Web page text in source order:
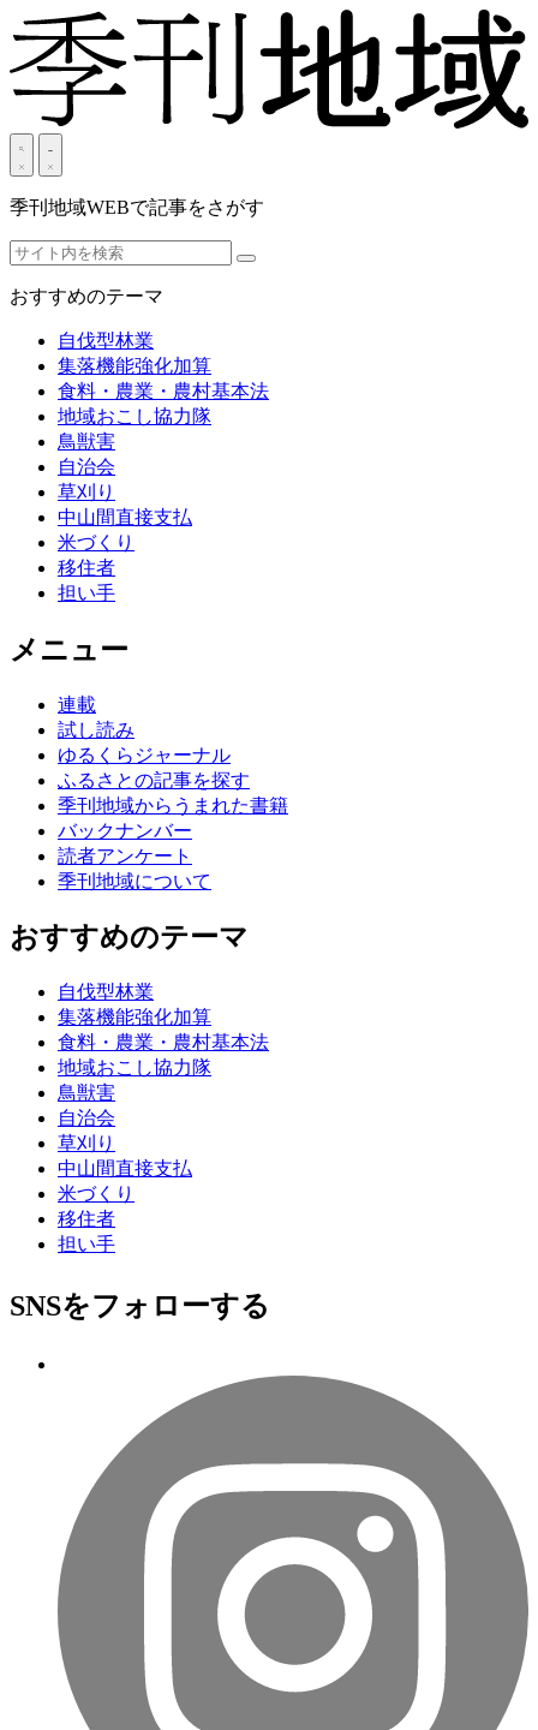
季刊地域WEBで記事をさがす
おすすめのテーマ
自伐型林業
集落機能強化加算
食料・農業・農村基本法
地域おこし協力隊
鳥獣害
自治会
草刈り
中山間直接支払
米づくり
移住者
担い手
メニュー
連載
試し読み
ゆるくらジャーナル
ふるさとの記事を探す
季刊地域からうまれた書籍
バックナンバー
読者アンケート
季刊地域について
おすすめのテーマ
自伐型林業
集落機能強化加算
食料・農業・農村基本法
地域おこし協力隊
鳥獣害
自治会
草刈り
中山間直接支払
米づくり
移住者
担い手
SNSをフォローする